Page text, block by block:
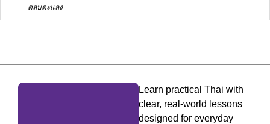
ตลบตะแลง
Learn practical Thai with
clear, real-world lessons
designed for everyday